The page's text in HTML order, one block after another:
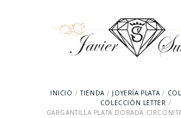
INICIO TIENDA JOYERÍA PLATA
COLECCIÓN LETTER
GARGANTILLA PLATA DORADA